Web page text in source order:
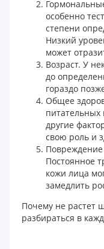
особенно
степени
Низкий
может
Возраст. У
до
гораздо
Общее
питательных
другие
свою роль и
Повреждение
Постоянное
кожи лица
замедлить
Почему не растет
разбираться в